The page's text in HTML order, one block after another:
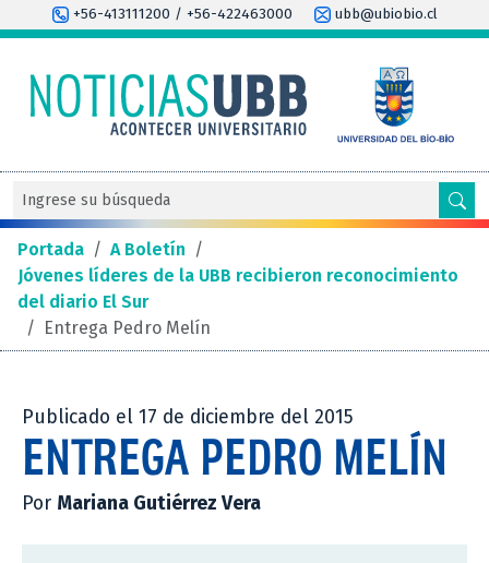
+56-413111200 / +56-422463000 ubb@ubiobio.cl
Portada / A Boletín /
Jóvenes líderes de la UBB recibieron reconocimiento
del diario El Sur
/ Entrega Pedro Melín
Publicado el 17 de diciembre del 2015
ENTREGA PEDRO MELÍN
Por Mariana Gutiérrez Vera